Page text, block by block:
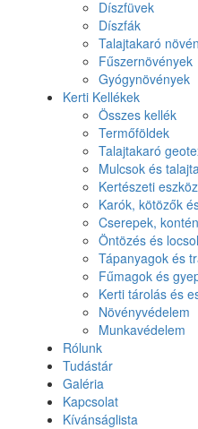
Díszfüvek
Díszfák
Talajtakaró
Fűszernövények
Gyógynövények
Kerti Kellékek
Összes kellék
Termőföldek
Talajtakaró
Mulcsok és
Kertészeti
Karók, kötözők
Cserepek,
Öntözés és
Tápanyagok és
Fűmagok és
Kerti tárolás és
Növényvédelem
Munkavédelem
Rólunk
Tudástár
Galéria
Kapcsolat
Kívánságlista